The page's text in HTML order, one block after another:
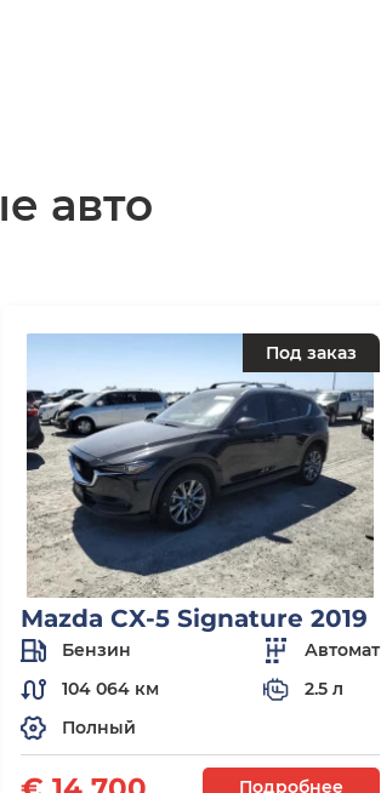
авто
Под заказ
Mazda CX-5 Signature 2019
Бензин
Автомат
104 064 км
2.5 л
Полный
Подробнее